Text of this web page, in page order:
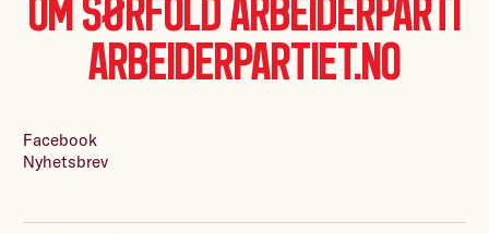
Om Sørfold Arbeiderparti
Arbeiderpartiet.no
Facebook
Nyhetsbrev